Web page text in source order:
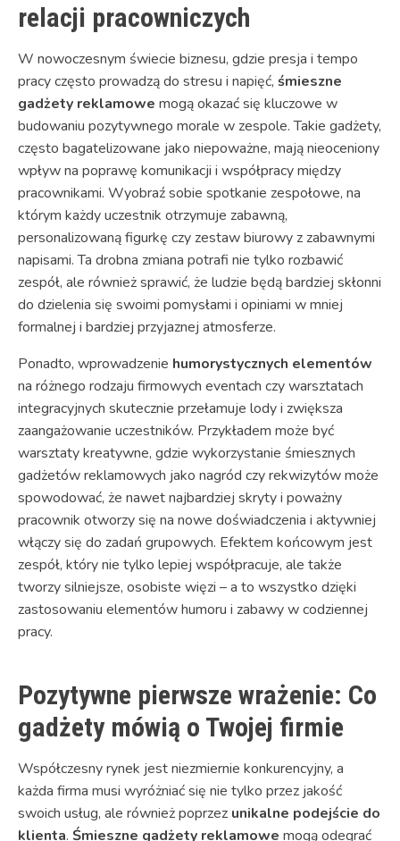
relacji pracowniczych
W nowoczesnym świecie biznesu, gdzie presja i tempo
pracy często prowadzą do stresu i napięć, śmieszne
gadżety reklamowe mogą okazać się kluczowe w
budowaniu pozytywnego morale w zespole. Takie gadżety,
często bagatelizowane jako niepoważne, mają nieoceniony
wpływ na poprawę komunikacji i współpracy między
pracownikami. Wyobraź sobie spotkanie zespołowe, na
którym każdy uczestnik otrzymuje zabawną,
personalizowaną figurkę czy zestaw biurowy z zabawnymi
napisami. Ta drobna zmiana potrafi nie tylko rozbawić
zespół, ale również sprawić, że ludzie będą bardziej skłonni
do dzielenia się swoimi pomysłami i opiniami w mniej
formalnej i bardziej przyjaznej atmosferze.
Ponadto, wprowadzenie humorystycznych elementów
na różnego rodzaju firmowych eventach czy warsztatach
integracyjnych skutecznie przełamuje lody i zwiększa
zaangażowanie uczestników. Przykładem może być
warsztaty kreatywne, gdzie wykorzystanie śmiesznych
gadżetów reklamowych jako nagród czy rekwizytów może
spowodować, że nawet najbardziej skryty i poważny
pracownik otworzy się na nowe doświadczenia i aktywniej
włączy się do zadań grupowych. Efektem końcowym jest
zespół, który nie tylko lepiej współpracuje, ale także
tworzy silniejsze, osobiste więzi – a to wszystko dzięki
zastosowaniu elementów humoru i zabawy w codziennej
pracy.
Pozytywne pierwsze wrażenie: Co
gadżety mówią o Twojej firmie
Współczesny rynek jest niezmiernie konkurencyjny, a
każda firma musi wyróżniać się nie tylko przez jakość
swoich usług, ale również poprzez unikalne podejście do
klienta. Śmieszne gadżety reklamowe mogą odegrać